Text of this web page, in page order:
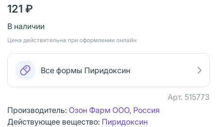
121 ₽
В наличии
Цена действительна при оформлении онлайн
Все формы Пиридоксин
Арт. 515773
Производитель: Озон Фарм ООО, Россия
Действующее вещество: Пиридоксин